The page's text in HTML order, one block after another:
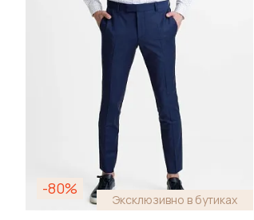
-80%
Эксклюзивно в бутиках